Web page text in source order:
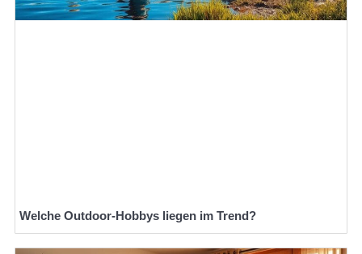
Welche Outdoor-Hobbys liegen im Trend?